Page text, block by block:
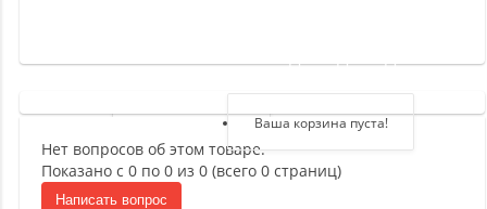
Регистрация
Авторизация
Ваша корзина пуста!
Нет вопросов об этом товаре.
Показано с 0 по 0 из 0 (всего 0 страниц)
Написать вопрос